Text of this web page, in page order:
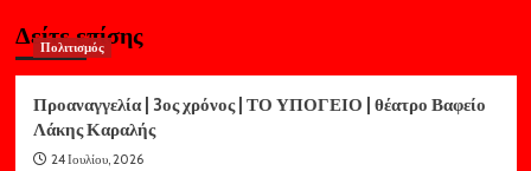
Δείτε επίσης
Πολιτισμός
Προαναγγελία | 3ος χρόνος | ΤΟ ΥΠΟΓΕΙΟ | θέατρο Βαφείο
Λάκης Καραλής
24 Ιουλίου, 2026